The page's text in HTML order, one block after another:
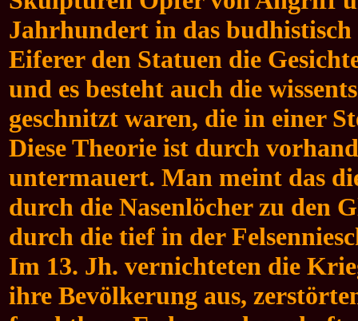
Jahrhundert in das
Eiferer den Statuen die
und es besteht auch die
geschnitzt waren, die in einer
Diese Theorie ist durch
untermauert. Man meint das
durch die Nasenlöcher zu den
durch die tief in der
Im 13. Jh. vernichteten die
ihre Bevölkerung aus,